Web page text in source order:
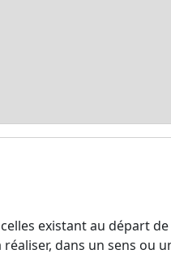
existant au départ de
dans un sens ou